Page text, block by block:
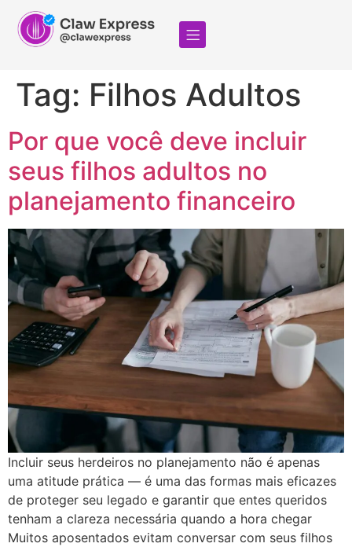
Tag: Filhos Adultos
Por que você deve incluir
seus filhos adultos no
planejamento financeiro
Incluir seus herdeiros no planejamento não é apenas
uma atitude prática — é uma das formas mais eficazes
de proteger seu legado e garantir que entes queridos
tenham a clareza necessária quando a hora chegar
Muitos aposentados evitam conversar com seus filhos